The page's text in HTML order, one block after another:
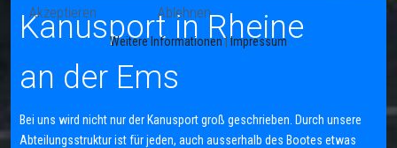
Kanusport in Rheine
an der Ems
Bei uns wird nicht nur der Kanusport groß geschrieben. Durch unsere
Abteilungsstruktur ist für jeden, auch ausserhalb des Bootes etwas
Akzeptieren Ablehnen
Weitere Informationen| Impressum